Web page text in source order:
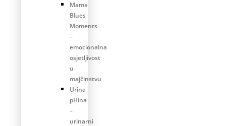
Mama
Blues
Moments
–
emocionalna
osjetljivost
u
majčinstvu
Urina
pHina
–
urinarni